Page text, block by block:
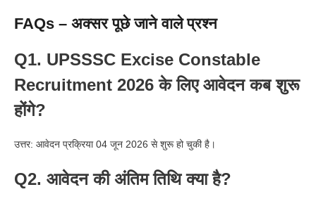
FAQs – अक्सर पूछे जाने वाले प्रश्न
Q1. UPSSSC Excise Constable
Recruitment 2026 के लिए आवेदन कब शुरू
होंगे?
उत्तर: आवेदन प्रक्रिया 04 जून 2026 से शुरू हो चुकी है।
Q2. आवेदन की अंतिम तिथि क्या है?